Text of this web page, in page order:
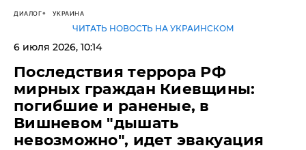
ДИАЛОГ УКРАИНА
ЧИТАТЬ НОВОСТЬ НА УКРАИНСКОМ
6 июля 2026, 10:14
Последствия террора РФ
мирных граждан Киевщины:
погибшие и раненые, в
Вишневом "дышать
невозможно", идет эвакуация